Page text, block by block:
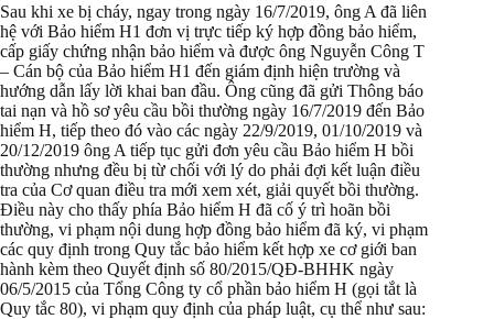
Sau khi xe bị cháy, ngay trong ngày 16/7/2019, ông A đã liên
hệ với Bảo hiểm H1 đơn vị trực tiếp ký hợp đồng bảo hiểm,
cấp giấy chứng nhận bảo hiểm và được ông Nguyễn Công T
– Cán bộ của Bảo hiểm H1 đến giám định hiện trường và
hướng dẫn lấy lời khai ban đầu. Ông cũng đã gửi Thông báo
tai nạn và hồ sơ yêu cầu bồi thường ngày 16/7/2019 đến Bảo
hiểm H, tiếp theo đó vào các ngày 22/9/2019, 01/10/2019 và
20/12/2019 ông A tiếp tục gửi đơn yêu cầu Bảo hiểm H bồi
thường nhưng đều bị từ chối với lý do phải đợi kết luận điều
tra của Cơ quan điều tra mới xem xét, giải quyết bồi thường.
Điều này cho thấy phía Bảo hiểm H đã cố ý trì hoãn bồi
thường, vi phạm nội dung hợp đồng bảo hiểm đã ký, vi phạm
các quy định trong Quy tắc bảo hiểm kết hợp xe cơ giới ban
hành kèm theo Quyết định số 80/2015/QĐ-BHHK ngày
06/5/2015 của Tổng Công ty cổ phần bảo hiểm H (gọi tắt là
Quy tắc 80), vi phạm quy định của pháp luật, cụ thể như sau: